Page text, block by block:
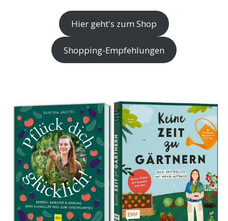
Hier geht's zum Shop
Shopping-Empfehlungen